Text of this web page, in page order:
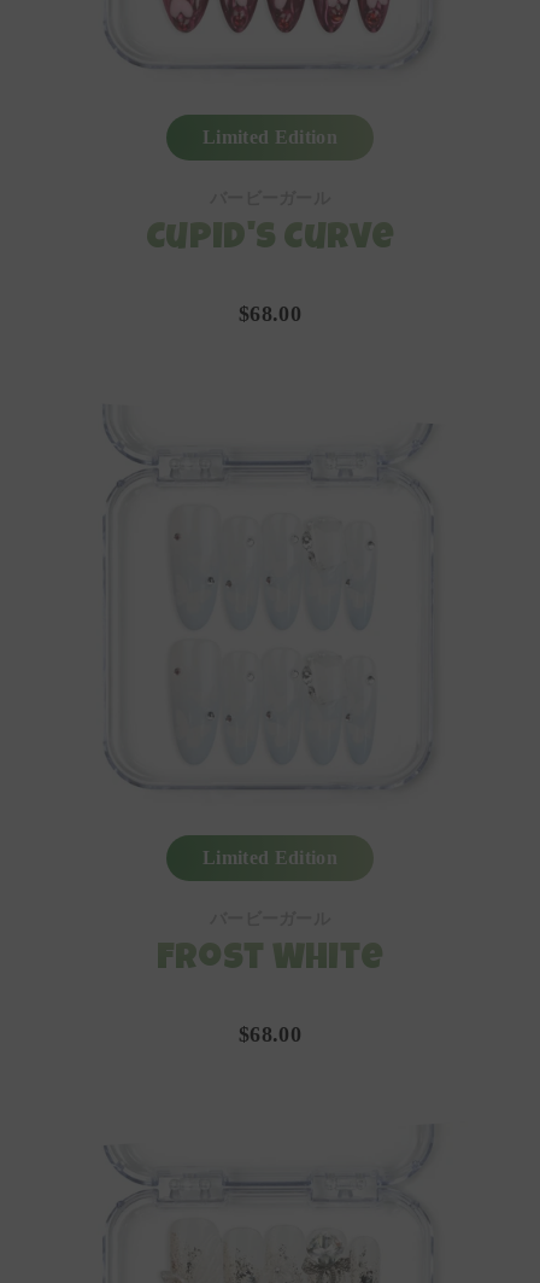
Limited Edition
Cupid's Curve
$68.00
Limited Edition
Frost White
$68.00